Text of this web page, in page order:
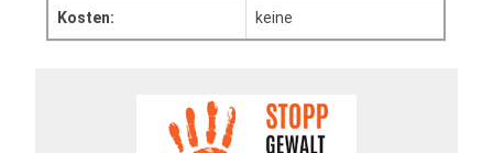
Kosten: keine